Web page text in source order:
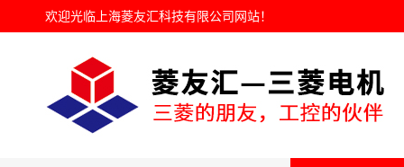
欢迎光临 上海菱友汇科技有限公司网站！